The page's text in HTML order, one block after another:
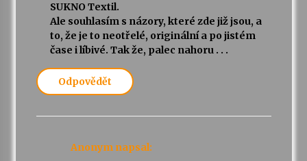
SUKNO Textil.
Ale souhlasím s názory, které zde již jsou, a
to, že je to neotřelé, originální a po jistém
čase i líbivé. Tak že, palec nahoru . . .
Odpovědět
Anonym napsal: